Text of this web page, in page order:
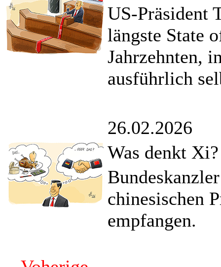
US-Präsident
längste State
Jahrzehnten,
ausführlich
26.02.2026
Was denkt Xi?
chinesischen
empfangen.